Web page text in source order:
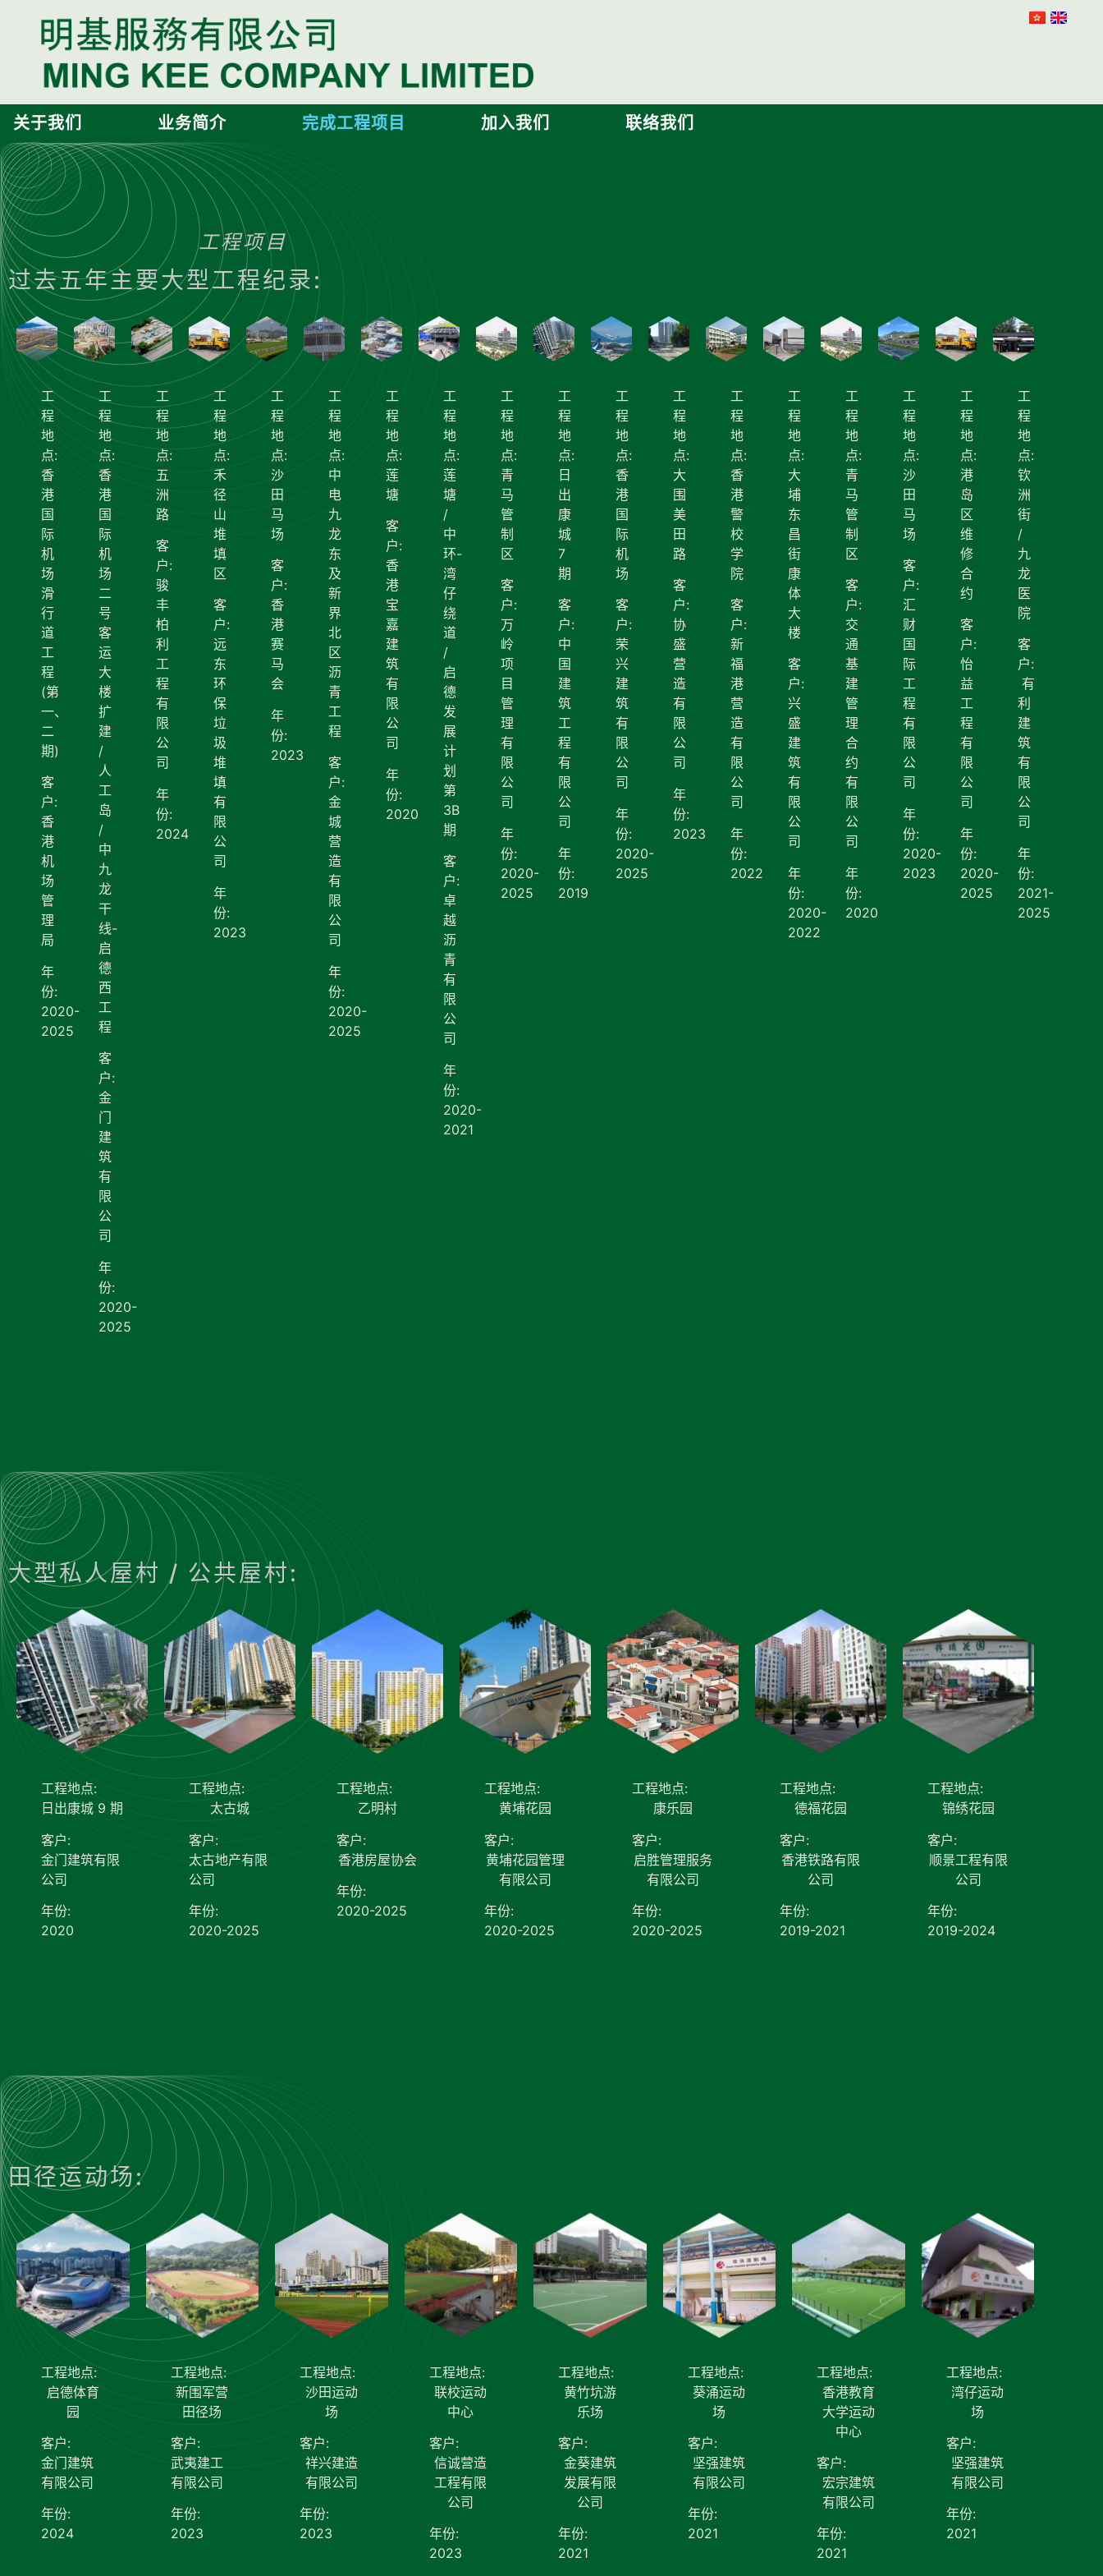
关于我们 业务简介 完成工程项目 加入我们 联络我们
工程项目
过去五年主要大型工程纪录:
工
程
地
点:
香
港
国
际
机
场
滑
行
道
工
程
(第
一、
二
期)
客
户:
香
港
机
场
管
理
局
年
份:
2020-
2025
工
程
地
点:
香
港
国
际
机
场
二
号
客
运
大
楼
扩
建
/
人
工
岛
/
中
九
龙
干
线-
启
德
西
工
程
客
户:
金
门
建
筑
有
限
公
司
年
份:
2020-
2025
工
程
地
点:
五
洲
路
客
户:
骏
丰
柏
利
工
程
有
限
公
司
年
份:
2024
工
程
地
点:
禾
径
山
堆
填
区
客
户:
远
东
环
保
垃
圾
堆
填
有
限
公
司
年
份:
2023
工
程
地
点:
沙
田
马
场
客
户:
香
港
赛
马
会
年
份:
2023
工
程
地
点:
中
电
九
龙
东
及
新
界
北
区
沥
青
工
程
客
户:
金
城
营
造
有
限
公
司
年
份:
2020-
2025
工
程
地
点:
莲
塘
客
户:
香
港
宝
嘉
建
筑
有
限
公
司
年
份:
2020
工
程
地
点:
莲
塘
/
中
环-
湾
仔
绕
道
/
启
德
发
展
计
划
第
3B
期
客
户:
卓
越
沥
青
有
限
公
司
年
份:
2020-
2021
工
程
地
点:
青
马
管
制
区
客
户:
万
岭
项
目
管
理
有
限
公
司
年
份:
2020-
2025
工
程
地
点:
日
出
康
城
7
期
客
户:
中
国
建
筑
工
程
有
限
公
司
年
份:
2019
工
程
地
点:
香
港
国
际
机
场
客
户:
荣
兴
建
筑
有
限
公
司
年
份:
2020-
2025
工
程
地
点:
大
围
美
田
路
客
户:
协
盛
营
造
有
限
公
司
年
份:
2023
工
程
地
点:
香
港
警
校
学
院
客
户:
新
福
港
营
造
有
限
公
司
年
份:
2022
工
程
地
点:
大
埔
东
昌
街
康
体
大
楼
客
户:
兴
盛
建
筑
有
限
公
司
年
份:
2020-
2022
工
程
地
点:
青
马
管
制
区
客
户:
交
通
基
建
管
理
合
约
有
限
公
司
年
份:
2020
工
程
地
点:
沙
田
马
场
客
户:
汇
财
国
际
工
程
有
限
公
司
年
份:
2020-
2023
工
程
地
点:
港
岛
区
维
修
合
约
客
户:
怡
益
工
程
有
限
公
司
年
份:
2020-
2025
工
程
地
点:
钦
洲
街
/
九
龙
医
院
客
户:
有
利
建
筑
有
限
公
司
年
份:
2021-
2025
大型私人屋村 / 公共屋村:
工程地点:
日出康城 9 期
客户:
金门建筑有限
公司
年份:
2020
工程地点:
太古城
客户:
太古地产有限
公司
年份:
2020-2025
工程地点:
乙明村
客户:
香港房屋协会
年份:
2020-2025
工程地点:
黄埔花园
客户:
黄埔花园管理
有限公司
年份:
2020-2025
工程地点:
康乐园
客户:
启胜管理服务
有限公司
年份:
2020-2025
工程地点:
德福花园
客户:
香港铁路有限
公司
年份:
2019-2021
工程地点:
锦绣花园
客户:
顺景工程有限
公司
年份:
2019-2024
田径运动场:
工程地点:
启德体育
园
客户:
金门建筑
有限公司
年份:
2024
工程地点:
新围军营
田径场
客户:
武夷建工
有限公司
年份:
2023
工程地点:
沙田运动
场
客户:
祥兴建造
有限公司
年份:
2023
工程地点:
联校运动
中心
客户:
信诚营造
工程有限
公司
年份:
2023
工程地点:
黄竹坑游
乐场
客户:
金葵建筑
发展有限
公司
年份:
2021
工程地点:
葵涌运动
场
客户:
坚强建筑
有限公司
年份:
2021
工程地点:
香港教育
大学运动
中心
客户:
宏宗建筑
有限公司
年份:
2021
工程地点:
湾仔运动
场
客户:
坚强建筑
有限公司
年份:
2021